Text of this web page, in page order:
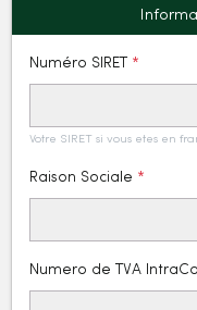
Numéro SIRET
Votre SIRET si vous etes en
Raison Sociale
Numero de TVA